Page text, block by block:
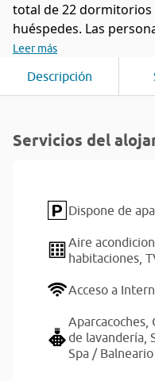
total de 22 dormitorios
huéspedes. Las
Leer más
Descripción
Servicios del
Dispone de
Aire
habitaciones,
Acceso a
Aparcacoches,
de lavandería,
Spa / Balneario